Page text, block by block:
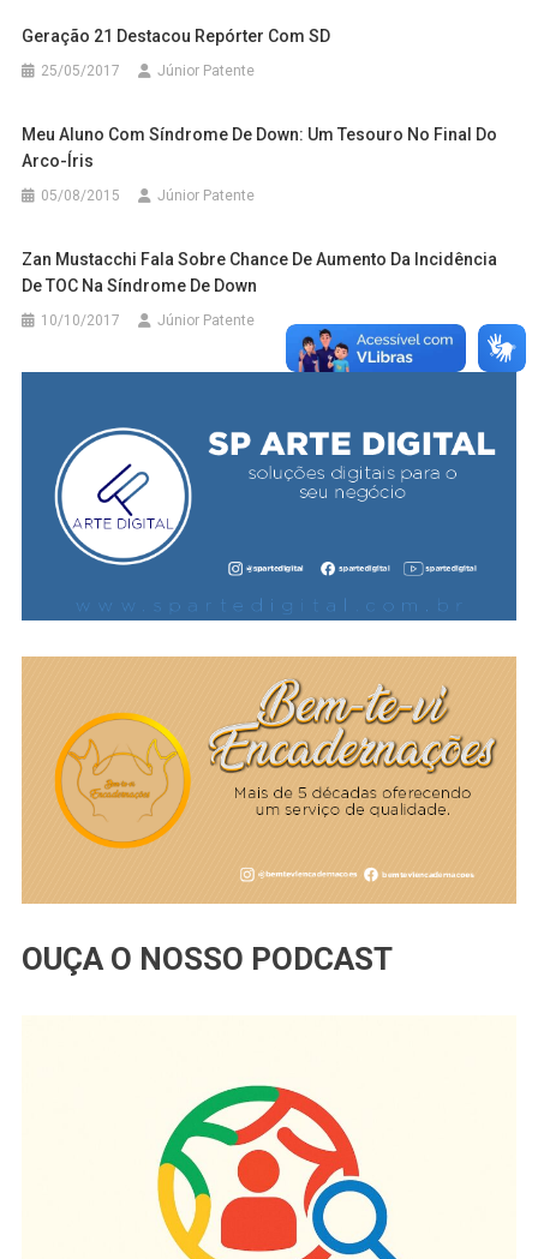
Geração 21 Destacou Repórter Com SD
25/05/2017 Júnior Patente
Meu Aluno Com Síndrome De Down: Um Tesouro No Final Do
Arco-Íris
05/08/2015 Júnior Patente
Zan Mustacchi Fala Sobre Chance De Aumento Da Incidência
De TOC Na Síndrome De Down
10/10/2017 Júnior Patente
OUÇA O NOSSO PODCAST